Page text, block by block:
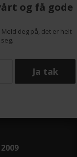
og få gode
deg på, det er helt